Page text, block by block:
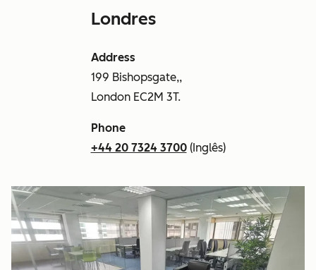
Londres
Address
199 Bishopsgate,,
London EC2M 3T.
Phone
+44 20 7324 3700(Inglês)